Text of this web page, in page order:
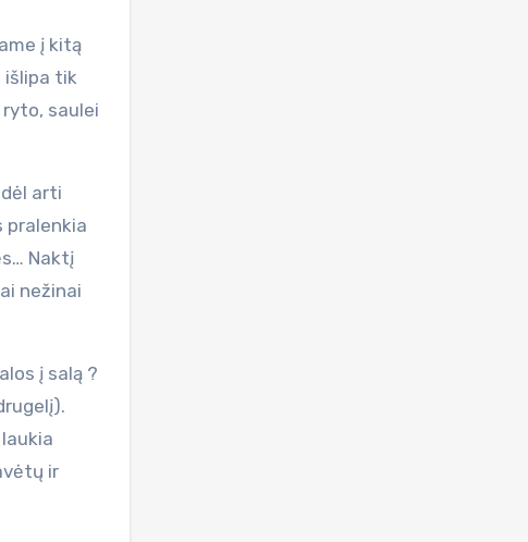
į kitą
išlipa tik
saulei
arti
pralenkia
Naktį
nežinai
į salą ?
ir